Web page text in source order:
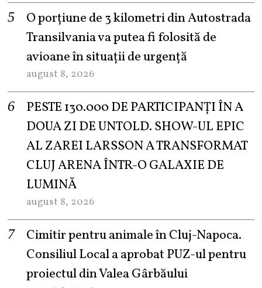
O porțiune de 3 kilometri din Autostrada
Transilvania va putea fi folosită de
avioane în situații de urgență
august 8, 2026
PESTE 130.000 DE PARTICIPANȚI ÎN A
DOUA ZI DE UNTOLD. SHOW-UL EPIC
AL ZAREI LARSSON A TRANSFORMAT
CLUJ ARENA ÎNTR-O GALAXIE DE
LUMINĂ
august 8, 2026
Cimitir pentru animale în Cluj-Napoca.
Consiliul Local a aprobat PUZ-ul pentru
proiectul din Valea Gârbăului